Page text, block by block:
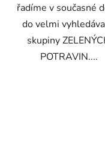
řadíme v současné
do velmi
skupiny
POTRAVIN....